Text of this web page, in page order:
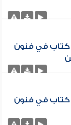
كتاب في فنون
كتاب في فنون